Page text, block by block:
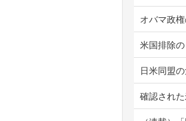
オバマ政
米国排除
日米同盟
確認され